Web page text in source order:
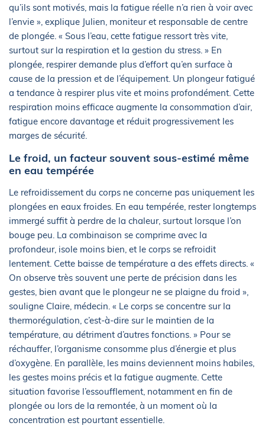
qu’ils sont motivés, mais la fatigue réelle n’a rien à voir avec
l’envie », explique Julien, moniteur et responsable de centre
de plongée. « Sous l’eau, cette fatigue ressort très vite,
surtout sur la respiration et la gestion du stress. » En
plongée, respirer demande plus d’effort qu’en surface à
cause de la pression et de l’équipement. Un plongeur fatigué
a tendance à respirer plus vite et moins profondément. Cette
respiration moins efficace augmente la consommation d’air,
fatigue encore davantage et réduit progressivement les
marges de sécurité.
Le froid, un facteur souvent sous-estimé même
en eau tempérée
Le refroidissement du corps ne concerne pas uniquement les
plongées en eaux froides. En eau tempérée, rester longtemps
immergé suffit à perdre de la chaleur, surtout lorsque l’on
bouge peu. La combinaison se comprime avec la
profondeur, isole moins bien, et le corps se refroidit
lentement. Cette baisse de température a des effets directs. «
On observe très souvent une perte de précision dans les
gestes, bien avant que le plongeur ne se plaigne du froid »,
souligne Claire, médecin. « Le corps se concentre sur la
thermorégulation, c’est-à-dire sur le maintien de la
température, au détriment d’autres fonctions. » Pour se
réchauffer, l’organisme consomme plus d’énergie et plus
d’oxygène. En parallèle, les mains deviennent moins habiles,
les gestes moins précis et la fatigue augmente. Cette
situation favorise l’essoufflement, notamment en fin de
plongée ou lors de la remontée, à un moment où la
concentration est pourtant essentielle.